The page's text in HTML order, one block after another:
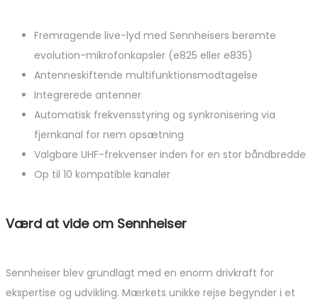
Fremragende live-lyd med Sennheisers berømte
evolution-mikrofonkapsler (e825 eller e835)
Antenneskiftende multifunktionsmodtagelse
Integrerede antenner
Automatisk frekvensstyring og synkronisering via
fjernkanal for nem opsætning
Valgbare UHF-frekvenser inden for en stor båndbredde
Op til 10 kompatible kanaler
Værd at vide om Sennheiser
Sennheiser blev grundlagt med en enorm drivkraft for
ekspertise og udvikling. Mærkets unikke rejse begynder i et